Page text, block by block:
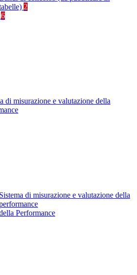
2
6
di misurazione e valutazione della
Sistema di misurazione e valutazione della
Performance